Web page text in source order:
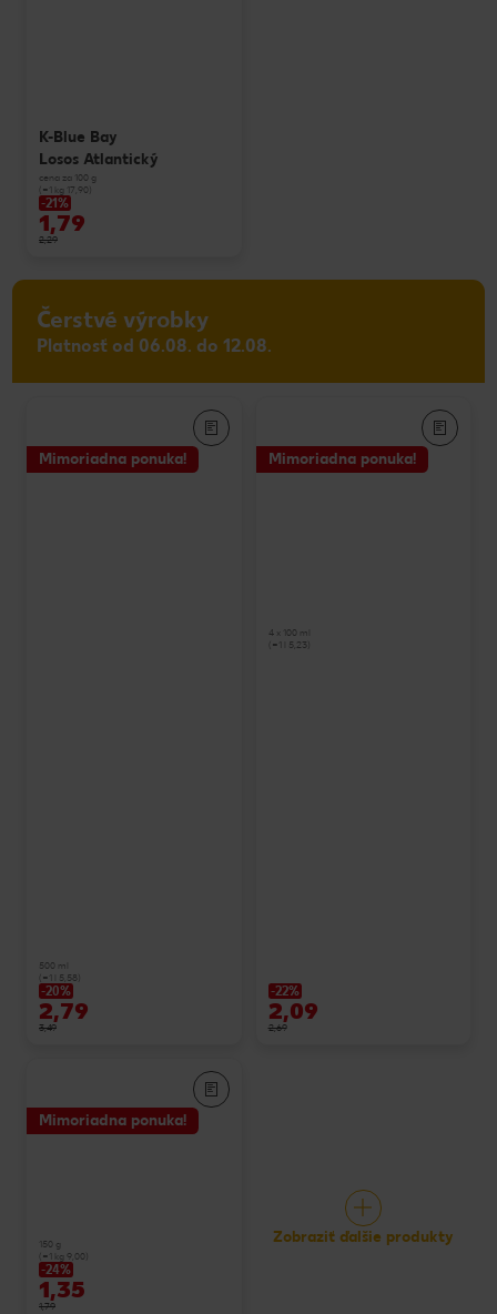
K-Blue Bay
Losos Atlantický
cena za 100 g
(=1 kg 17,90)
-21%
1,79
2,29
Čerstvé výrobky
Platnosť od 06.08. do 12.08.
Mimoriadna ponuka!
500 ml
(=1 l 5,58)
-20%
2,79
3,49
Mimoriadna ponuka!
4 x 100 ml
(=1 l 5,23)
-22%
2,09
2,69
Mimoriadna ponuka!
150 g
(=1 kg 9,00)
-24%
1,35
1,79
Zobraziť ďalšie produkty